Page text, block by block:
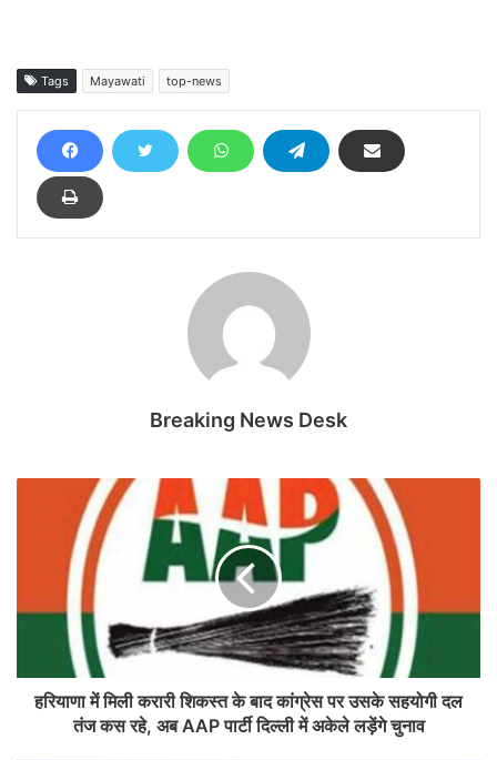
Tags Mayawati top-news
Breaking News Desk
हरियाणा में मिली करारी शिकस्त के बाद कांग्रेस पर उसके सहयोगी दल
तंज कस रहे, अब AAP पार्टी दिल्ली में अकेले लड़ेंगे चुनाव